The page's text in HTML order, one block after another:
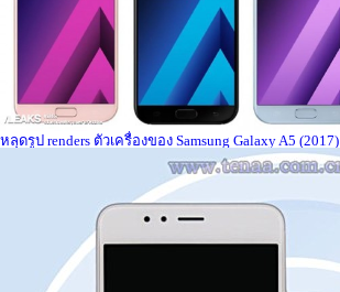
หลุดรูป renders ตัวเครื่องของ Samsung Galaxy A5 (2017)